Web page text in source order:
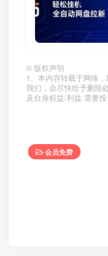
© 版权声明
1、本内容转载于网络
我们，会尽快给予删除
及自身权益/利益 需要
会员免费